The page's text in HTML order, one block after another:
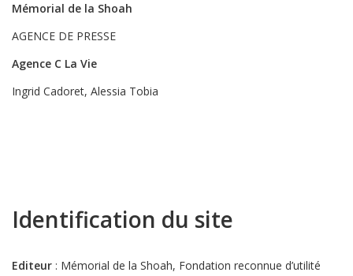
Mémorial de la Shoah
AGENCE DE PRESSE
Agence C La Vie
Ingrid Cadoret, Alessia Tobia
Identification du site
Editeur : Mémorial de la Shoah, Fondation reconnue d’utilité